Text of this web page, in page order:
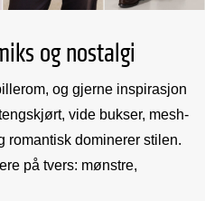
og nostalgi
og gjerne inspirasjon
vide bukser, mesh-
romantisk dominerer stilen.
på tvers: mønstre,